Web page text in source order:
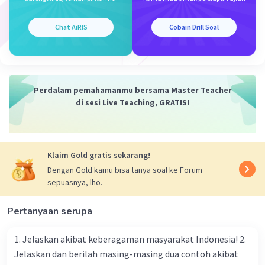
b. Wawacan
Wawacan
adalah salah satu bentuk
panjang atau naratif.
terikat yang disebutdangdingatau
menggunakan aturanpupuh.
berbagai macam patokan pupuh di
dalamnya, dan setiap pupuh digunakan
untuk menggambarkan suasana cerita
yang berbeda-beda.
c. Pupuh
Sunda yang terikat oleh aturan atau
patokan tertentu.
Chat AiRIS Cobain Drill Soal
Perdalam pemahamanmu bersama Master Teacher
di sesi Live Teaching, GRATIS!
Klaim Gold gratis sekarang!
Dengan Gold kamu bisa tanya soal ke Forum
sepuasnya, lho.
Pertanyaan serupa
1. Jelaskan akibat keberagaman masyarakat Indonesia! 2.
Jelaskan dan berilah masing-masing dua contoh akibat